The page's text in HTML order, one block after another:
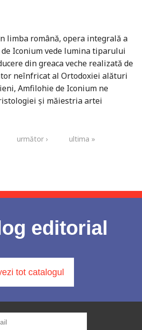
limba română, opera integrală a
Iconium vede lumina tiparului
din greaca veche realizată de
neînfricat al Ortodoxiei alături
Amfilohie de Iconium ne
şi măiestria artei
următor › ultima »
editorial
tot catalogul